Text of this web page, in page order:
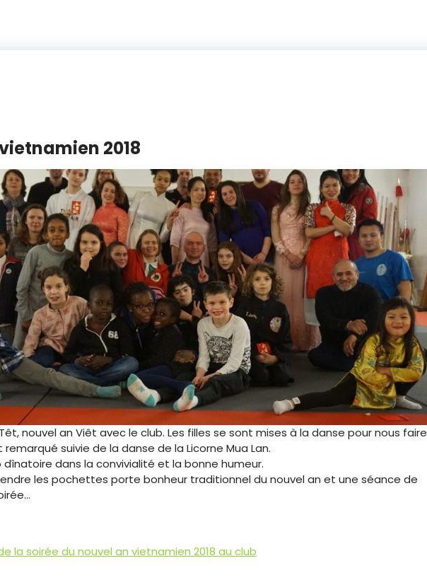
2018
nouvel an Viêt avec le club. Les filles se sont mises à la danse pour nous faire
suivie de la danse de la Licorne Mua Lan.
dînatoire dans la convivialité et la bonne humeur.
les pochettes porte bonheur traditionnel du nouvel an et une séance de
la soirée du nouvel an vietnamien 2018 au club